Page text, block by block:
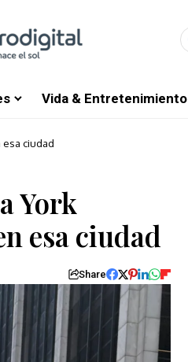
Vida & Entretenimiento
ciudad
York
esa ciudad
Share